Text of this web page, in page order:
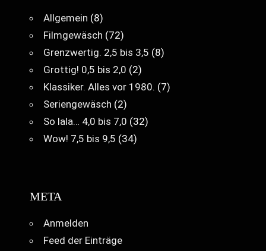
Allgemein (8)
Filmgewäsch (72)
Grenzwertig. 2,5 bis 3,5 (8)
Grottig! 0,5 bis 2,0 (2)
Klassiker. Alles vor 1980. (7)
Seriengewäsch (2)
So lala… 4,0 bis 7,0 (32)
Wow! 7,5 bis 9,5 (34)
META
Anmelden
Feed der Einträge